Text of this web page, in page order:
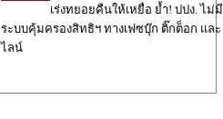
เร่งทยอยคืนให้เหยื่อ ย้ำ! ปปง. ไม่มี
ระบบคุ้มครองสิทธิฯ ทางเฟซบุ๊ก ติ๊กต็อก และ
ไลน์